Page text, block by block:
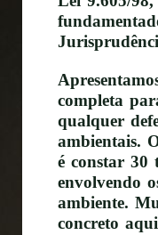
completa
qualquer
ambientais.
é constar 30
envolvendo
ambiente.
concreto